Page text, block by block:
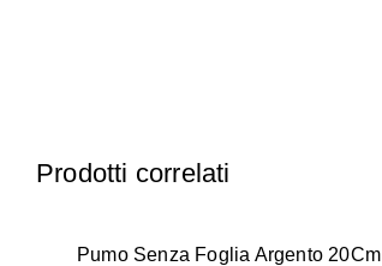
Prodotti correlati
Pumo Senza Foglia Argento 20Cm